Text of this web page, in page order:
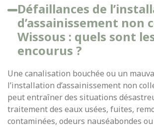
Défaillances de
d’assainissement non
Wissous : quels sont
encourus ?
Une canalisation bouchée ou un
l’installation d’assainissement non
peut entraîner des situations
traitement des eaux usées, fuites,
contaminées, odeurs nauséabondes